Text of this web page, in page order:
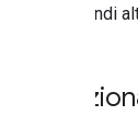
intraprendi